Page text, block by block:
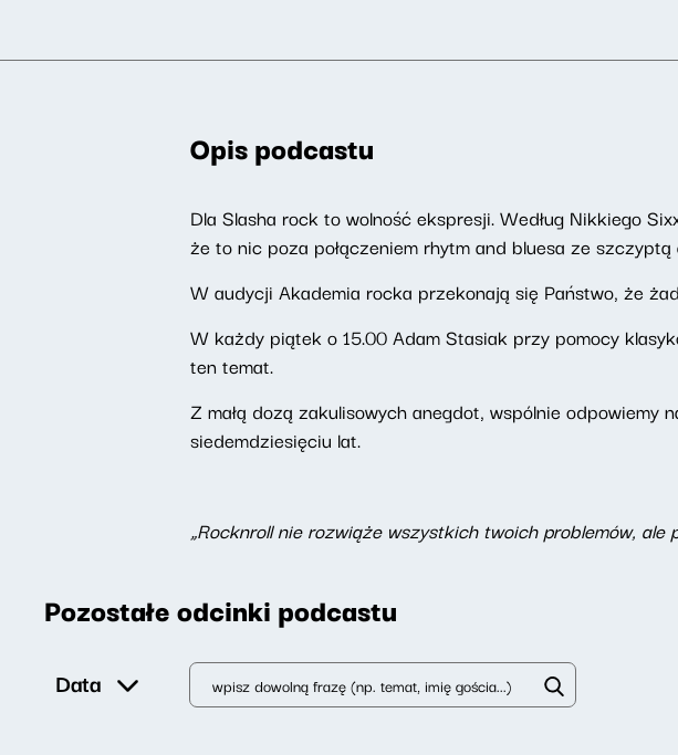
Opis podcastu
Dla Slasha rock to wolność ekspresji. Według Nikkiego
że to nic poza połączeniem rhytm and bluesa ze szczyptą
W audycji Akademia rocka przekonają się Państwo, że
W każdy piątek o 15.00 Adam Stasiak przy pomocy
ten temat.
Z małą dozą zakulisowych anegdot, wspólnie
siedemdziesięciu lat.
„Rocknroll nie rozwiąże wszystkich twoich problemów,
Pozostałe odcinki podcastu
Data